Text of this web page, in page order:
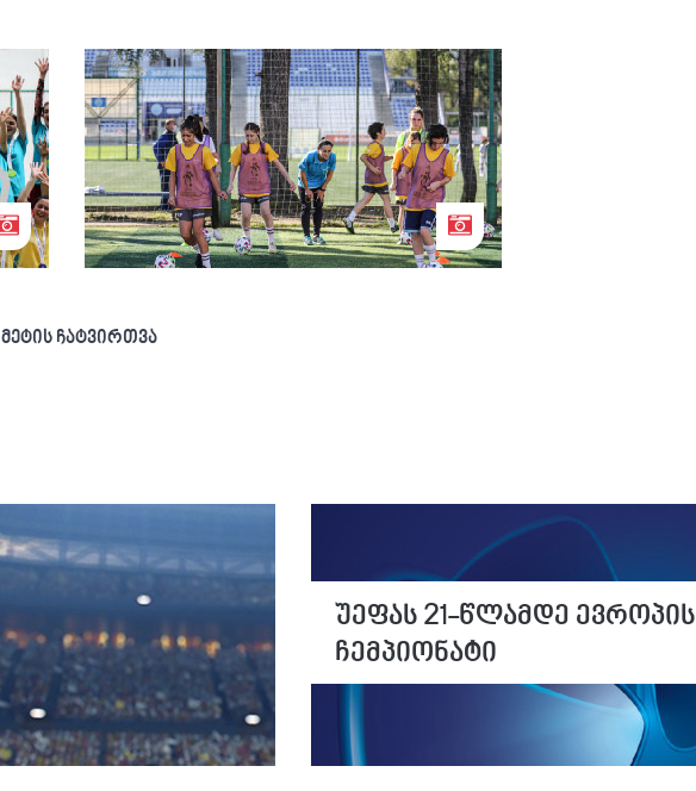
საფეხბურთო ღია კარის დღე ბათუმში
მეტის ჩატვირთვა
უეფას 21-წლამდე ევროპის
ჩემპიონატი